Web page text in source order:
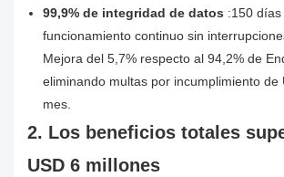
99,9% de integridad de datos :150 días
funcionamiento continuo sin
Mejora del 5,7% respecto al 94,2% de
eliminando multas por incumplimiento de
mes.
2. Los beneficios totales
USD 6 millones